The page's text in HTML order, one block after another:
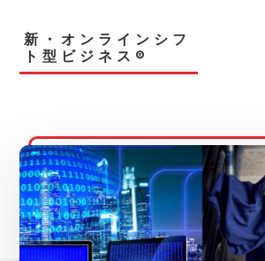
main
content
新・オンラインシフ
ト型ビジネス®︎